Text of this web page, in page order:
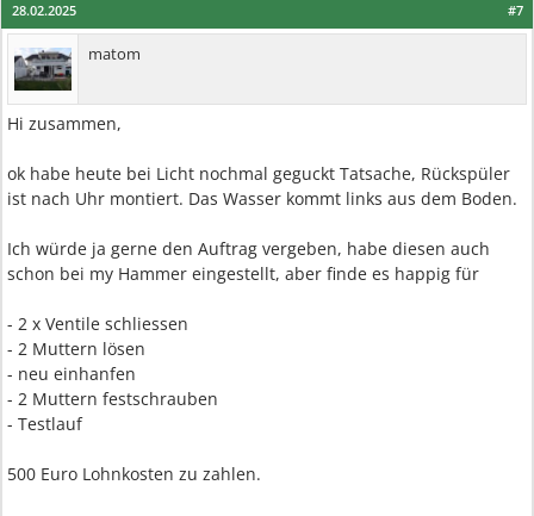
#7
28.02.2025
matom
Hi zusammen,
ok habe heute bei Licht nochmal geguckt Tatsache, Rückspüler
ist nach Uhr montiert. Das Wasser kommt links aus dem Boden.
Ich würde ja gerne den Auftrag vergeben, habe diesen auch
schon bei my Hammer eingestellt, aber finde es happig für
- 2 x Ventile schliessen
- 2 Muttern lösen
- neu einhanfen
- 2 Muttern festschrauben
- Testlauf
500 Euro Lohnkosten zu zahlen.